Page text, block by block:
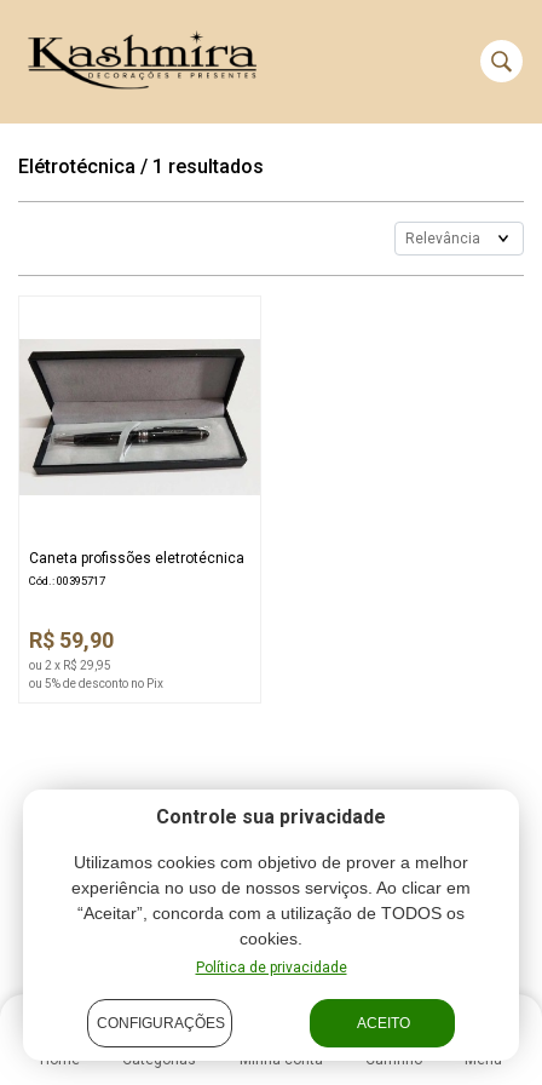
Controle sua privacidade
Utilizamos cookies com objetivo de prover a melhor
experiência no uso de nossos serviços. Ao clicar em
“Aceitar”, concorda com a utilização de TODOS os
cookies.
Política de privacidade
CONFIGURAÇÕES ACEITO
Home Categorias Minha conta Carrinho Menu
Elétrotécnica / 1 resultados
Caneta profissões eletrotécnica
Cód.: 00395717
R$ 59,90
ou 2 x R$ 29,95
ou 5% de desconto no Pix